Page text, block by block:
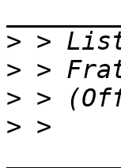
>
>
>
> >